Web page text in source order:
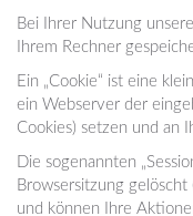
Bei Ihrer Nutzung
Ihrem Rechner
Ein „Cookie“ ist eine
ein Webserver der
Cookies) setzen und an
Die sogenannten
Browsersitzung
und können Ihre